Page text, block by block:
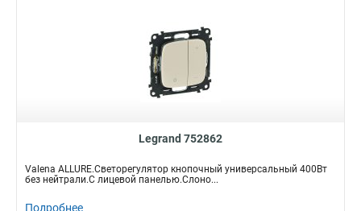
Legrand 752862
Valena ALLURE.Светорегулятор кнопочный универсальный 400Вт
без нейтрали.С лицевой панелью.Слоно...
Подробнее